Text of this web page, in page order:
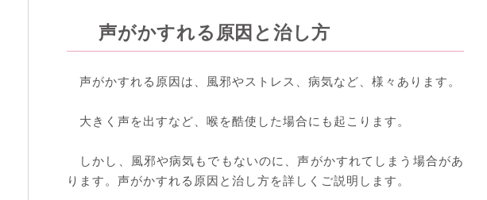
声がかすれる原因と治し方
声がかすれる原因は、風邪やストレス、病気など、様々あります。
大きく声を出すなど、喉を酷使した場合にも起こります。
しかし、風邪や病気もでもないのに、声がかすれてしまう場合があ
ります。声がかすれる原因と治し方を詳しくご説明します。